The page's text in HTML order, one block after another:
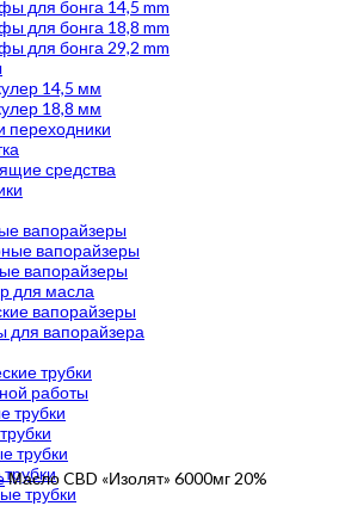
для бонга 14,5 mm
для бонга 18,8 mm
для бонга 29,2 mm
14,5 мм
18,8 мм
переходники
средства
вапорайзеры
вапорайзеры
вапорайзеры
для масла
вапорайзеры
для вапорайзера
трубки
работы
трубки
трубки
трубки
Масло CBD «Изолят» 6000мг 20%